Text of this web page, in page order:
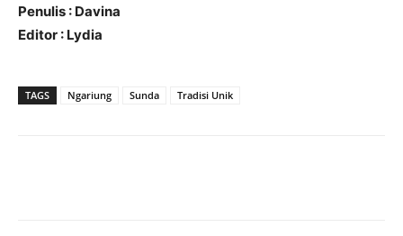
Penulis : Davina
Editor : Lydia
TAGS Ngariung Sunda Tradisi Unik